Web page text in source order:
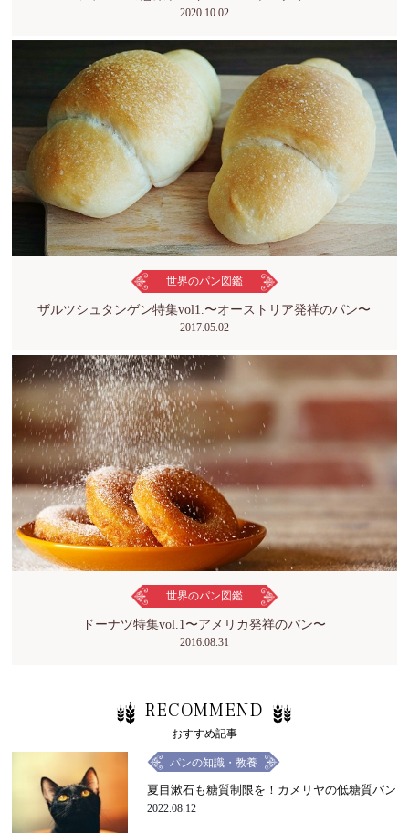
2020.10.02
世界のパン図鑑
ザルツシュタンゲン特集vol1.〜オーストリア発祥のパン〜
2017.05.02
世界のパン図鑑
ドーナツ特集vol.1〜アメリカ発祥のパン〜
2016.08.31
RECOMMEND
おすすめ記事
パンの知識・教養
夏目漱石も糖質制限を！カメリヤの低糖質パン
2022.08.12